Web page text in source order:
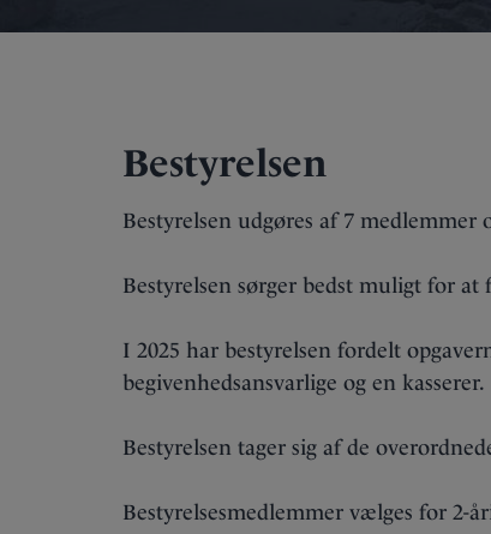
Bestyrelsen
Bestyrelsen udgøres af 7 medlemmer
Bestyrelsen sørger bedst muligt for
I 2025 har bestyrelsen fordelt
begivenhedsansvarlige og en kasserer.
Bestyrelsen tager sig af de
Bestyrelsesmedlemmer vælges for 2-